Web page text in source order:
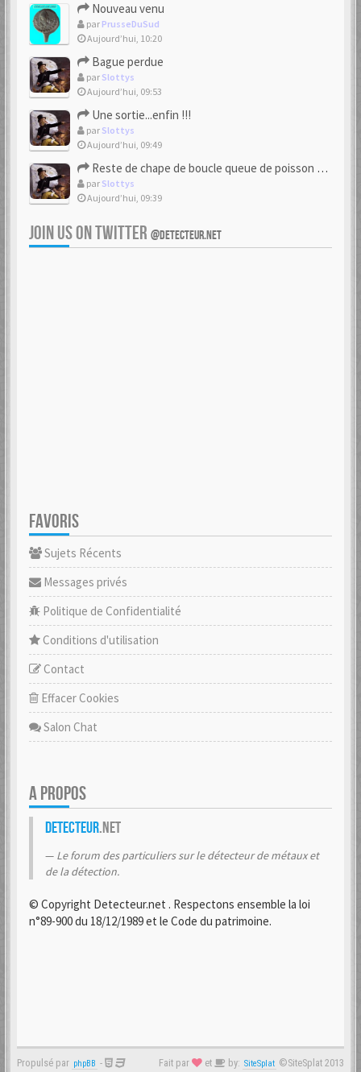
Nouveau venu
par PrusseDuSud
Aujourd’hui, 10:20
Bague perdue
par Slottys
Aujourd’hui, 09:53
Une sortie...enfin !!!
par Slottys
Aujourd’hui, 09:49
Reste de chape de boucle queue de poisson bipartite 17/18eme
par Slottys
Aujourd’hui, 09:39
JOIN US ON TWITTER @DETECTEUR.NET
FAVORIS
Sujets Récents
Messages privés
Politique de Confidentialité
Conditions d'utilisation
Contact
Effacer Cookies
Salon Chat
A PROPOS
Detecteur.net
Le forum des particuliers sur le détecteur de métaux et
de la détection.
© Copyright Detecteur.net . Respectons ensemble la loi
n°89-900 du 18/12/1989 et le Code du patrimoine.
Propulsé par phpBB - Fait par et by: SiteSplat ©SiteSplat 2013